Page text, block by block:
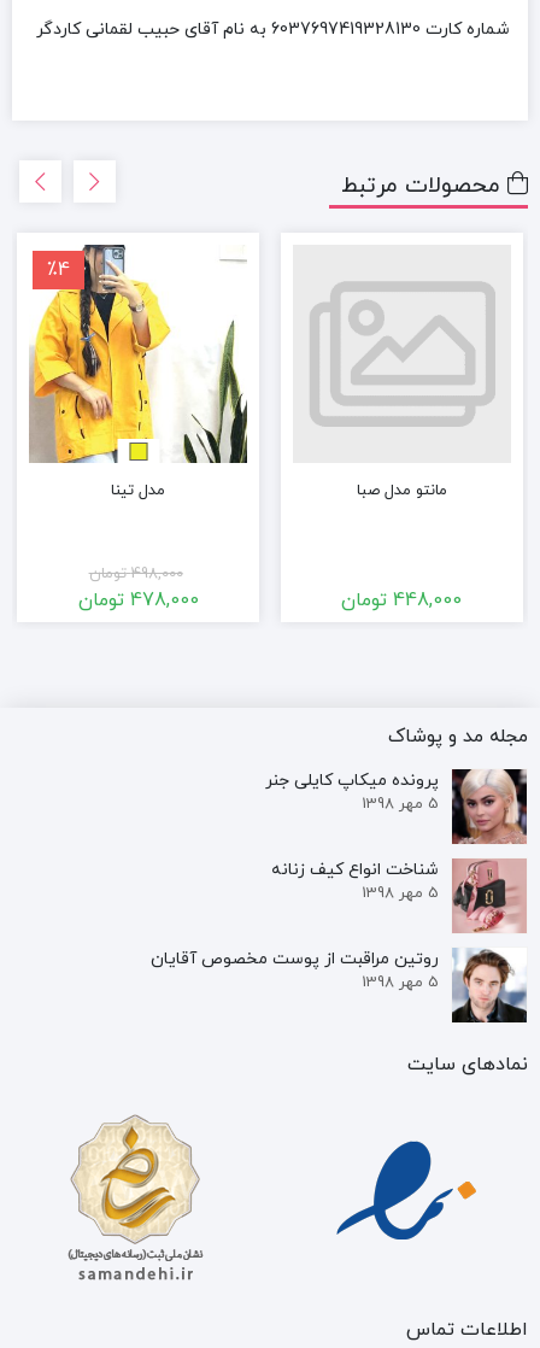
شماره کارت 6037697419328130 به نام آقای حبیب لقمانی کاردگر
محصولات مرتبط
مانتو مدل صبا
448,000 تومان
٪4
مدل تینا
498,000 تومان
قیمت
478,000 تومان
قیمت
مجله مد و پوشاک
پرونده‌ میکاپ کایلی جنر
5 مهر 1398
شناخت انواع کیف زنانه
5 مهر 1398
روتین مراقبت از پوست مخصوص آقایان
5 مهر 1398
نمادهای سایت
اطلاعات تماس